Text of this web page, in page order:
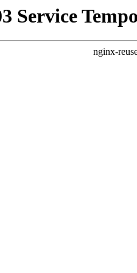
Service
nginx-